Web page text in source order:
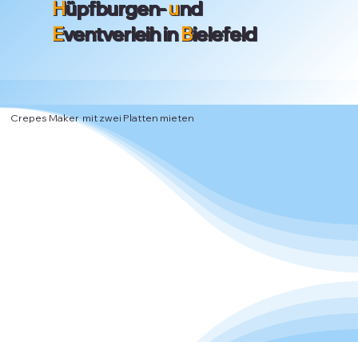
Hüpfburgen-und
Eventverleih inBielefeld
Crepes Maker mit zwei Platten mieten